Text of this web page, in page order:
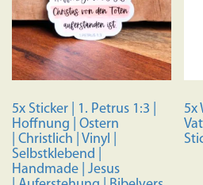
5x Sticker | 1. Petrus 1:3 |
Hoffnung | Ostern
| Christlich | Vinyl |
Selbstklebend |
Handmade | Jesus
5x